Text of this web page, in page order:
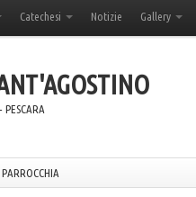
Catechesi Notizie Gallery